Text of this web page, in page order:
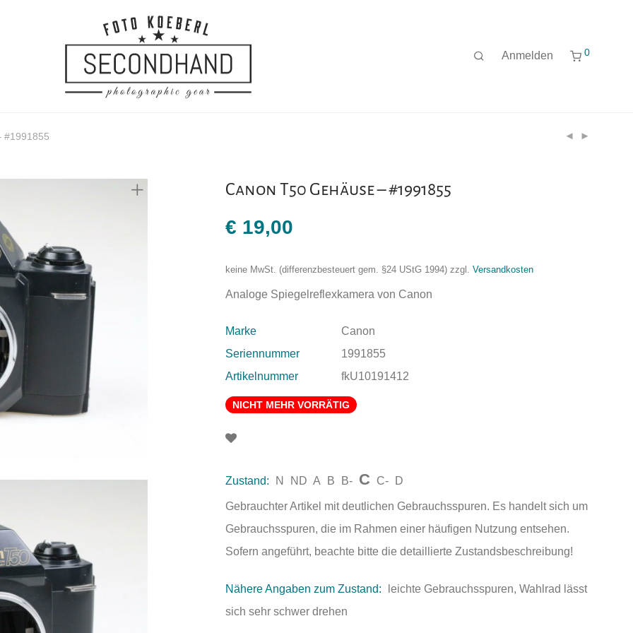
Anmelden 0
#1991855
Canon T50 Gehäuse – #1991855
€ 19,00
keine MwSt. (differenzbesteuert gem. §24 UStG 1994) zzgl. Versandkosten
Analoge Spiegelreflexkamera von Canon
Marke
Canon
Seriennummer
1991855
Artikelnummer
fkU10191412
NICHT MEHR VORRÄTIG
Zustand: N ND A B B- C C- D
Gebrauchter Artikel mit deutlichen Gebrauchsspuren. Es handelt sich um
Gebrauchsspuren, die im Rahmen einer häufigen Nutzung entsehen.
Sofern angeführt, beachte bitte die detaillierte Zustandsbeschreibung!
Nähere Angaben zum Zustand:
leichte Gebrauchsspuren, Wahlrad lässt
sich sehr schwer drehen